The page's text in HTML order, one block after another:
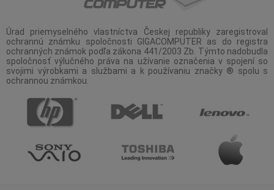
Úrad priemyselného vlastníctva Českej republiky zaregistroval
ochrannú známku spoločnosti GIGACOMPUTER as do registra
ochranných známok podľa zákona 441/2003 Zb. Týmto nadobudla
spoločnosť výlučného práva na užívanie označenia v spojení so
svojimi výrobkami a službami a k používaniu značky ® spolu s
ochrannou známkou.